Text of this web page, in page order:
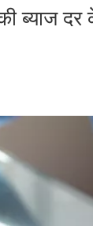
ब्याज दर